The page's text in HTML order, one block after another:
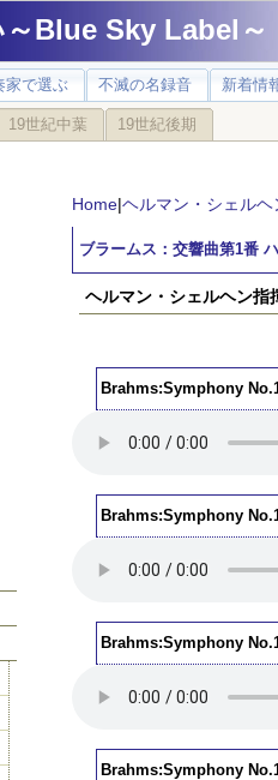
Blue Sky Label～
家で選ぶ 不滅の名録音 新着情
19世紀中葉 19世紀後期
Home|ヘルマン・シェル
ブラームス：交響曲第1番
ヘルマン・シェルヘン指
Brahms:Symphony
Brahms:Symphony
Brahms:Symphony
Brahms:Symphony